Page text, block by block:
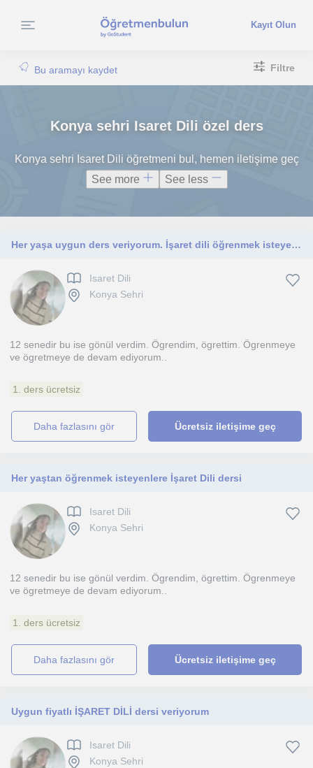
Kayıt Olun
Bu aramayı kaydet Filtre
Konya sehri Isaret Dili özel ders
Konya sehri Isaret Dili öğretmeni bul, hemen iletişime geç
See more
See less
Her yaşa uygun ders veriyorum. İşaret dili öğrenmek isteyenleri bekliyorum
Isaret Dili
Konya Sehri
12 senedir bu ise gönül verdim. Ögrendim, ögrettim. Ögrenmeye
ve ögretmeye de devam ediyorum..
1. ders ücretsiz
daha fazlasını gör Ücretsiz iletişime geç
Her yaştan öğrenmek isteyenlere İşaret Dili dersi
Isaret Dili
Konya Sehri
12 senedir bu ise gönül verdim. Ögrendim, ögrettim. Ögrenmeye
ve ögretmeye de devam ediyorum..
1. ders ücretsiz
daha fazlasını gör Ücretsiz iletişime geç
Uygun fiyatlı İŞARET DİLİ dersi veriyorum
Isaret Dili
Konya Sehri